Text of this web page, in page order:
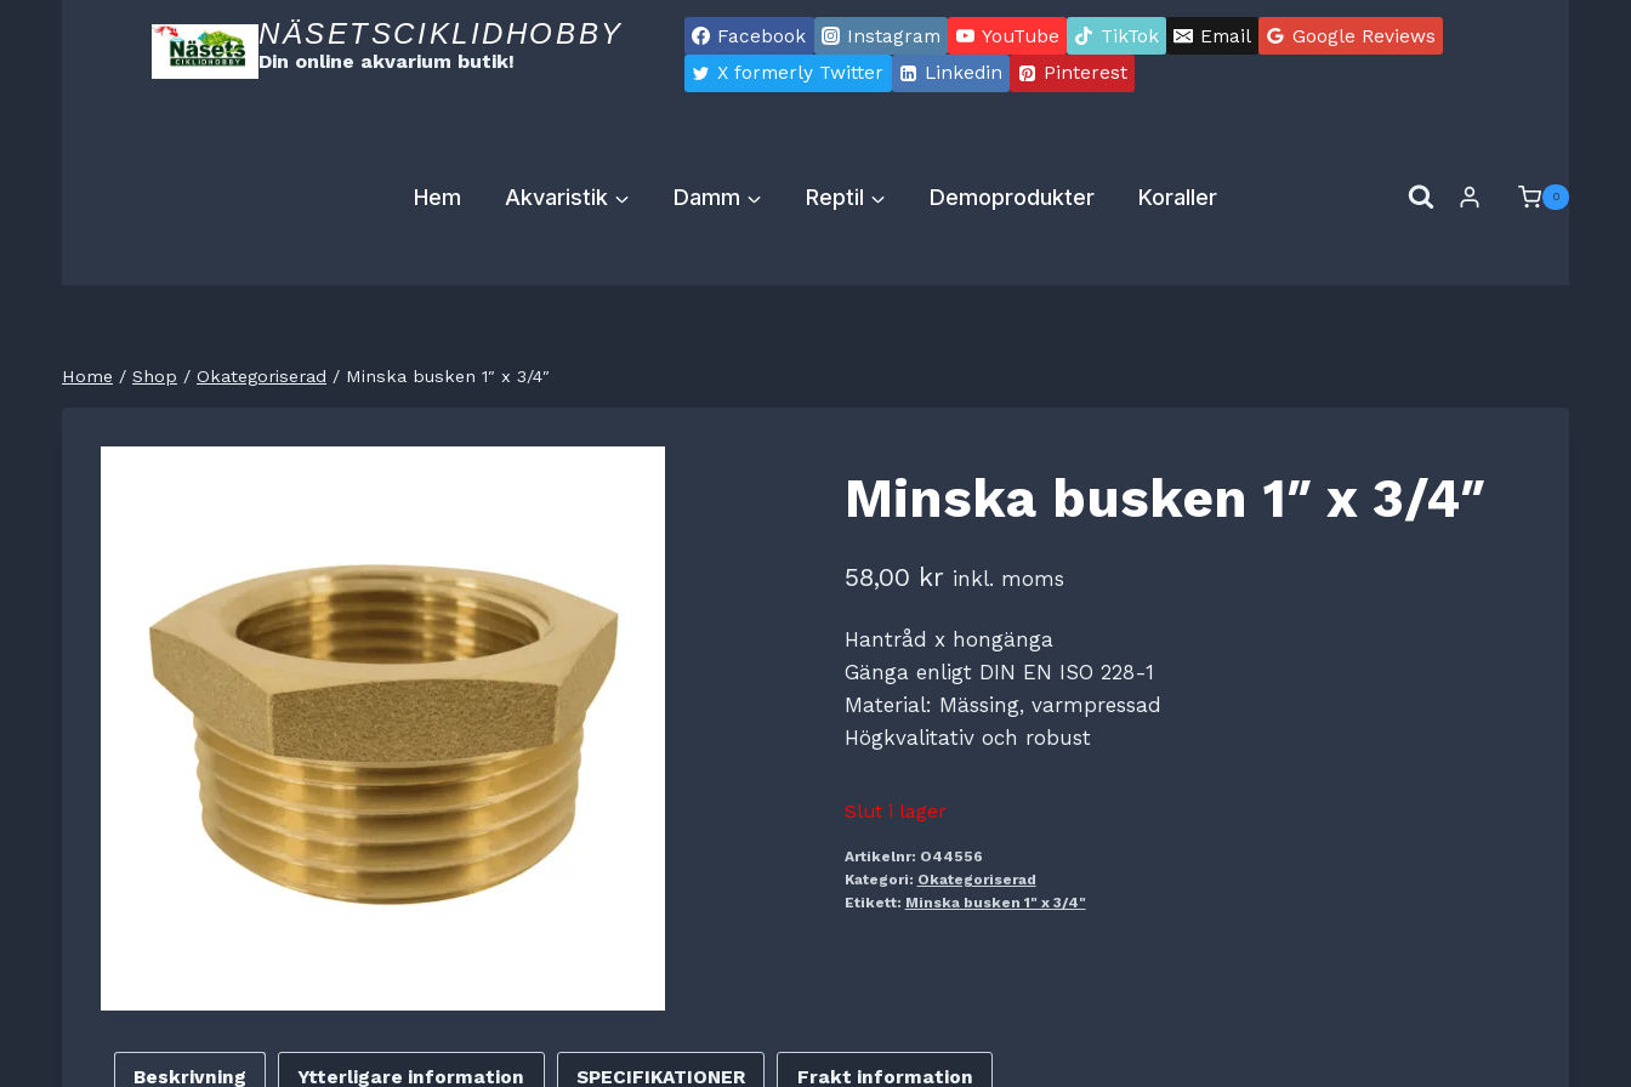
NÄSETSCIKLIDHOBBY
Din online akvarium butik!
Facebook Instagram YouTube TikTok Email
Google Reviews
X formerly Twitter
Linkedin Pinterest
Hem Akvaristik Damm Reptil Demoprodukter Koraller 0
Home / Shop / Okategoriserad / Minska busken 1″ x 3/4″
Minska busken 1″ x 3/4″
58,00 kr inkl. moms
Hantråd x hongänga
Gänga enligt DIN EN ISO 228-1
Material: Mässing, varmpressad
Högkvalitativ och robust
Slut i lager
Artikelnr: O44556
Kategori: Okategoriserad
Etikett: Minska busken 1" x 3/4"
Beskrivning Ytterligare information SPECIFIKATIONER Frakt information